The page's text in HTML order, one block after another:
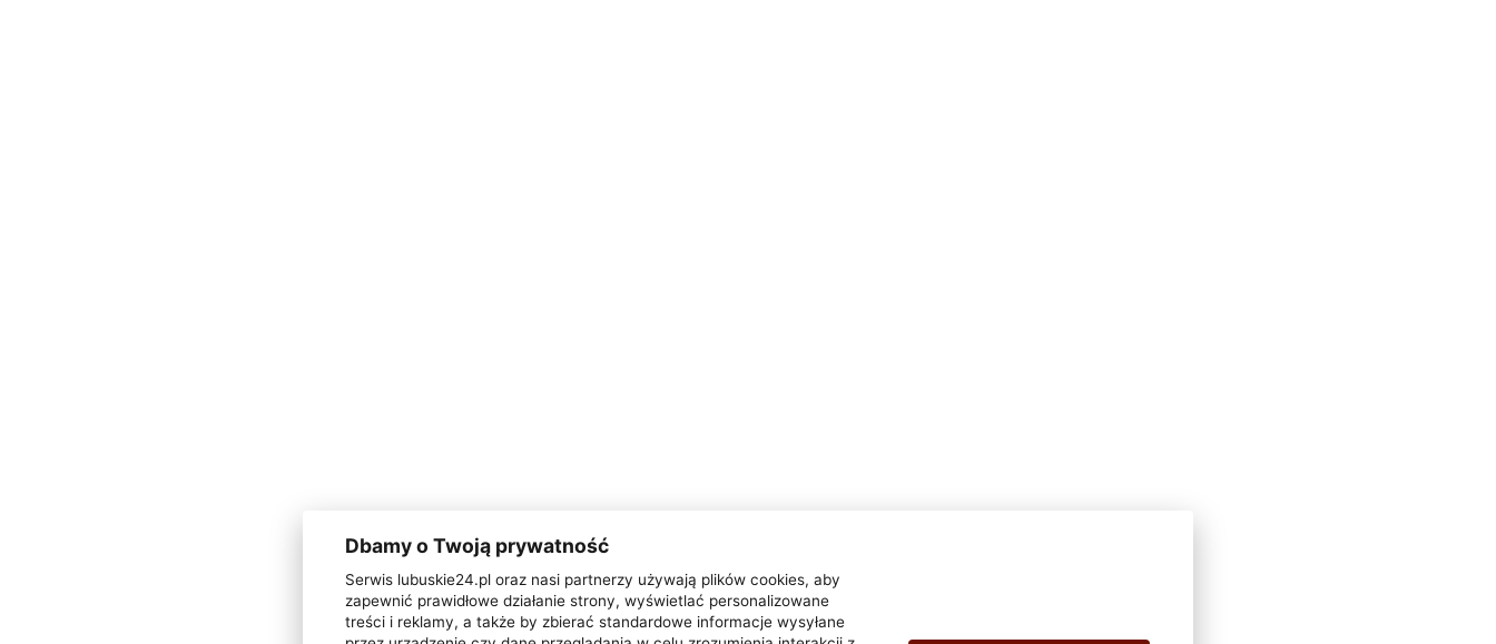
Dbamy o Twoją prywatność
Serwis lubuskie24.pl oraz nasi partnerzy używają plików cookies, aby
zapewnić prawidłowe działanie strony, wyświetlać personalizowane
treści i reklamy, a także by zbierać standardowe informacje wysyłane